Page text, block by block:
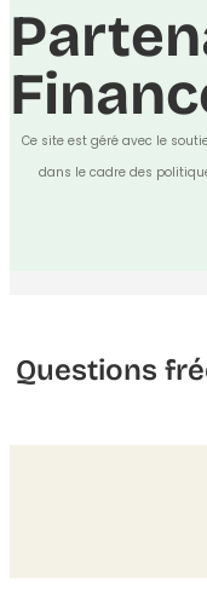
Ce site est géré avec le
dans le cadre des
Questions